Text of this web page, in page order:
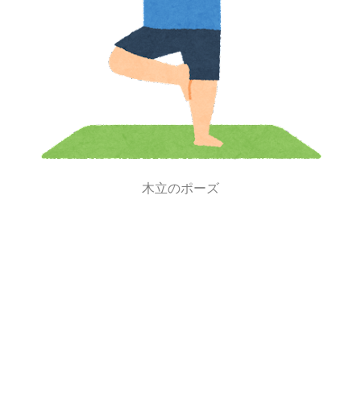
木立のポーズ